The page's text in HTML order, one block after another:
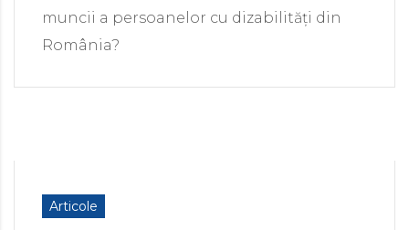
muncii a persoanelor cu dizabilități din
România?
Articole